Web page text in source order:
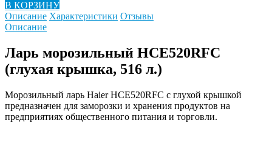
В КОРЗИНУ
Описание Характеристики Отзывы
Описание
Ларь морозильный HCE520RFC
(глухая крышка, 516 л.)
Морозильный ларь Haier HCE520RFC с глухой крышкой
предназначен для заморозки и хранения продуктов на
предприятиях общественного питания и торговли.